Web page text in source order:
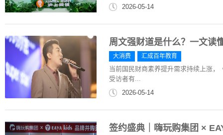
2026-05-14
周文强财道是什么？一文读
大消费 汇成百年教育
当前国民财商素养提升需求持续上涨，
受访者有...
2026-05-14
签约盛典｜嗨玩购集团 ×